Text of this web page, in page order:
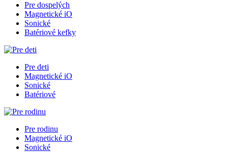
Pre dospelých
Magnetické iO
Sonické
Batériové kefky
Pre deti
Magnetické iO
Sonické
Batériové
Pre rodinu
Magnetické iO
Sonické